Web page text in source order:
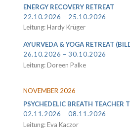
ENERGY RECOVERY RETREAT
22.10.2026 – 25.10.2026
Leitung: Hardy Krüger
AYURVEDA & YOGA RETREAT
26.10.2026 – 30.10.2026
Leitung: Doreen Palke
NOVEMBER 2026
PSYCHEDELIC BREATH TEACHER
02.11.2026 – 08.11.2026
Leitung: Eva Kaczor